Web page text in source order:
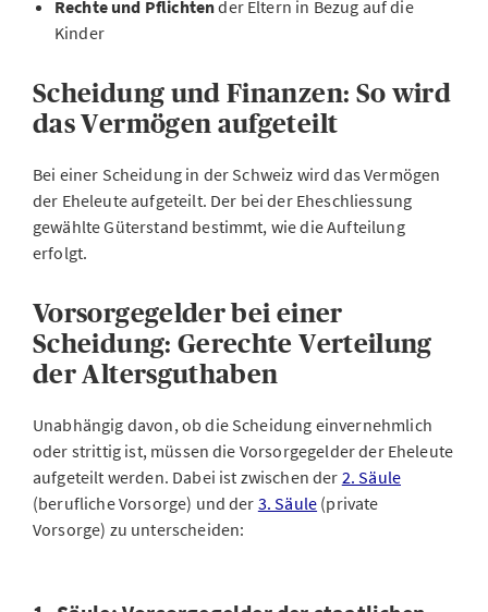
Rechte und Pflichtender Eltern in Bezug auf die
Kinder
Scheidung und Finanzen: So wird
das Vermögen aufgeteilt
Bei einer Scheidung in der Schweiz wird das Vermögen
der Eheleute aufgeteilt. Der bei der Eheschliessung
gewählte Güterstand bestimmt, wie die Aufteilung
erfolgt.
Vorsorgegelder bei einer
Scheidung: Gerechte Verteilung
der Altersguthaben
Unabhängig davon, ob die Scheidung einvernehmlich
oder strittig ist, müssen die Vorsorgegelder der Eheleute
aufgeteilt werden. Dabei ist zwischen der 2. Säule
(berufliche Vorsorge) und der 3. Säule (private
Vorsorge) zu unterscheiden: